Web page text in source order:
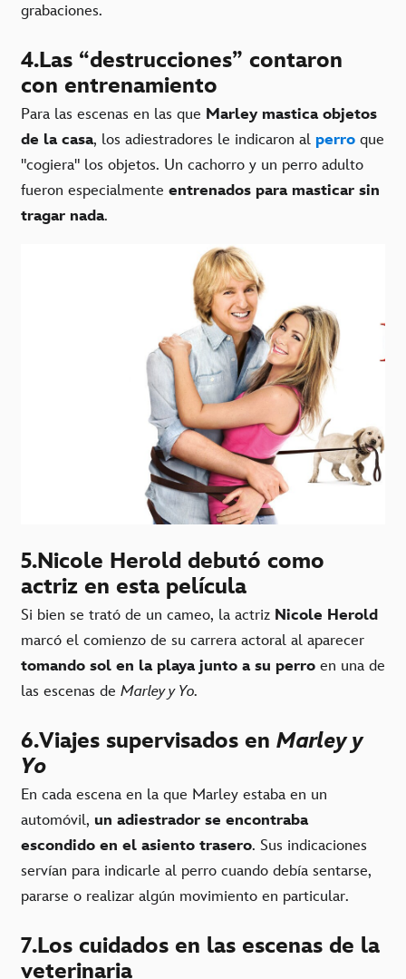
grabaciones.
4.Las “destrucciones” contaron
con entrenamiento
Para las escenas en las que Marley mastica objetos
de la casa, los adiestradores le indicaron al perro que
"cogiera" los objetos. Un cachorro y un perro adulto
fueron especialmente entrenados para masticar sin
tragar nada.
5.Nicole Herold debutó como
actriz en esta película
Si bien se trató de un cameo, la actriz Nicole Herold
marcó el comienzo de su carrera actoral al aparecer
tomando sol en la playa junto a su perro en una de
las escenas de Marley y Yo.
6.Viajes supervisados en Marley y
Yo
En cada escena en la que Marley estaba en un
automóvil, un adiestrador se encontraba
escondido en el asiento trasero. Sus indicaciones
servían para indicarle al perro cuando debía sentarse,
pararse o realizar algún movimiento en particular.
7.Los cuidados en las escenas de la
veterinaria